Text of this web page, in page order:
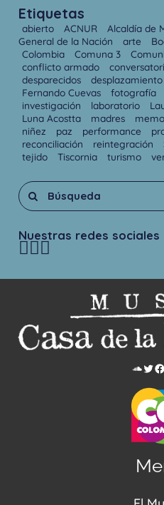
Etiquetas
abierto ACNUR Alcaldía de
General de la Nación
arte
Colombia
Comuna 3
conflicto armado
desparecidos
desplazamiento
Fernando Cuevas
fotografía
investigación
laboratorio
Luna Acostta
madres
niñez
paz performance
reconciliación
reintegración
tejido
Tiscornia turismo
Nuestras redes sociales